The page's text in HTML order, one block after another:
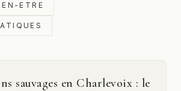
ETRE
sauvages en Charlevoix : le